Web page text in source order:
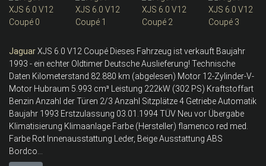
JaguarXJS 6.0 V12 Coupé Dieses Fahrzeug ist verkauft Baujahr
1993 - ein echter Oldtimer Deutsche Auslieferung! Technische
Daten Kilometerstand 82.880 km (abgelesen) Motor 12-Zylinder-V-
Motor Hubraum 5.993 cm³ Leistung 222kW (302 PS) Kraftstoffart
Benzin Anzahl der Türen 2/3 Anzahl Sitzplätze 4 Getriebe Automatik
Baujahr 1993 Erstzulassung 03.01.1994 TÜV Neu vor Übergabe
Klimatisierung Klimaanlage Farbe (Hersteller) flamenco red med.
Farbe Rot Innenausstattung Leder, Beige Ausstattung ABS
Bordco...